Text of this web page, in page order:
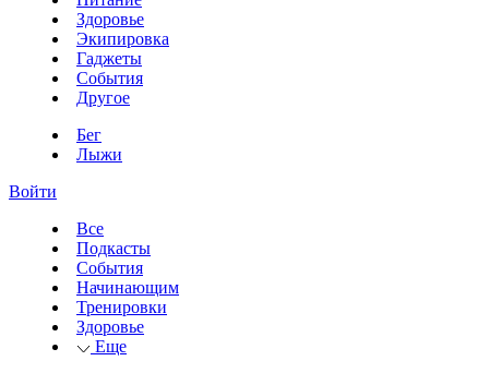
Здоровье
Экипировка
Гаджеты
События
Другое
Бег
Лыжи
Войти
Все
Подкасты
События
Начинающим
Тренировки
Здоровье
Еще